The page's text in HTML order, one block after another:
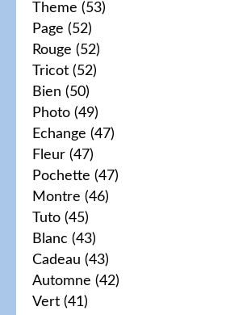
Theme (53)
Page (52)
Rouge (52)
Tricot (52)
Bien (50)
Photo (49)
Echange (47)
Fleur (47)
Pochette (47)
Montre (46)
Tuto (45)
Blanc (43)
Cadeau (43)
Automne (42)
Vert (41)